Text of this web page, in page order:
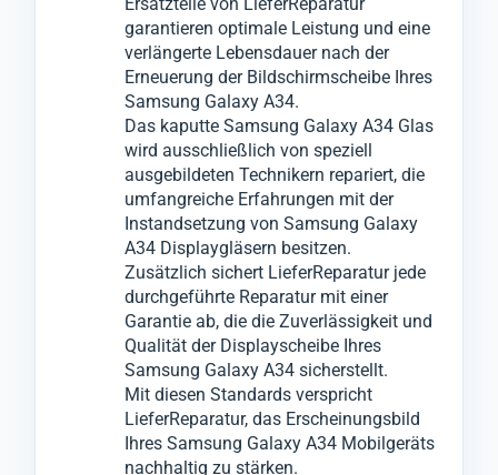
Komponenten vornehmen.
Qualität und Leistung an vielen Samsung
Galaxy A34 Geräten empirisch getestet.
Für den Glas-Austausch wenden wir ein
innovatives Verfahren an, bei dem wir das
zerbrochene Glas vom Samsung Galaxy
A34 entfernen können, ohne das darunter
liegende LCD- oder OLED-Display zu
beschädigen.
Anschließend montieren wir in einem
weiteren speziellen Verfahren das neue Glas
an das Display-Modul vom Samsung
Galaxy A34.
Ersatzteile von LieferReparatur
garantieren optimale Leistung und eine
verlängerte Lebensdauer nach der
Erneuerung der Bildschirmscheibe Ihres
Samsung Galaxy A34.
Das kaputte Samsung Galaxy A34 Glas
wird ausschließlich von speziell
ausgebildeten Technikern repariert, die
umfangreiche Erfahrungen mit der
Instandsetzung von Samsung Galaxy
A34 Displaygläsern besitzen.
Zusätzlich sichert LieferReparatur jede
durchgeführte Reparatur mit einer
Garantie ab, die die Zuverlässigkeit und
Qualität der Displayscheibe Ihres
Samsung Galaxy A34 sicherstellt.
Mit diesen Standards verspricht
LieferReparatur, das Erscheinungsbild
Ihres Samsung Galaxy A34 Mobilgeräts
nachhaltig zu stärken.